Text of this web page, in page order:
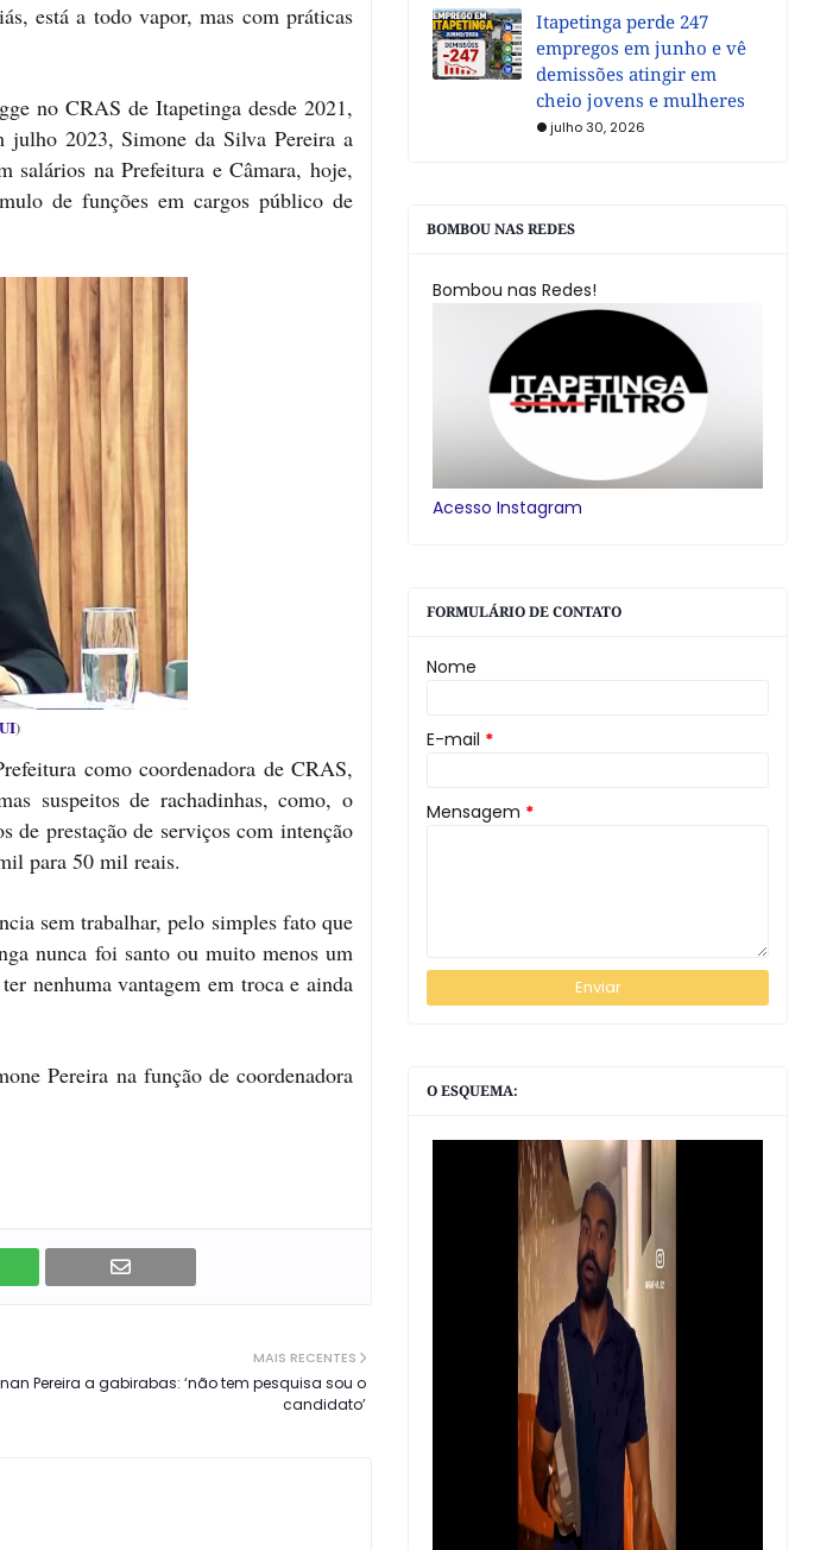
está a todo vapor, mas com práticas
no CRAS de Itapetinga desde 2021,
julho 2023, Simone da Silva Pereira a
salários na Prefeitura e Câmara, hoje,
de funções em cargos público de
)
como coordenadora de CRAS,
suspeitos de rachadinhas, como, o
de prestação de serviços com intenção
para 50 mil reais.
sem trabalhar, pelo simples fato que
nunca foi santo ou muito menos um
nenhuma vantagem em troca e ainda
Pereira na função de coordenadora
MAIS RECENTES
Pereira a gabirabas: ‘não tem pesquisa sou o
candidato’
Itapetinga perde 247
empregos em junho e vê
demissões atingir em
cheio jovens e mulheres
julho 30, 2026
BOMBOU NAS REDES
Bombou nas Redes!
Acesso Instagram
FORMULÁRIO DE CONTATO
Nome
E-mail *
Mensagem *
O ESQUEMA: